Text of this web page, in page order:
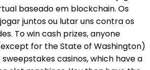
baseado em blockchain. Os
juntos ou lutar uns contra os
To win cash prizes, anyone
for the State of Washington)
casinos, which have a